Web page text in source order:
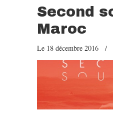
Second
Maroc
Le 18 décembre 2016 /